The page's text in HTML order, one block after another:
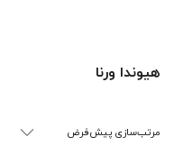
هيوندا ورنا